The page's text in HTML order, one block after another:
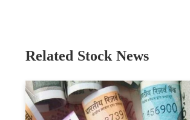
Related Stock News